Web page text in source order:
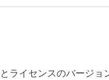
ライセンスのバージ